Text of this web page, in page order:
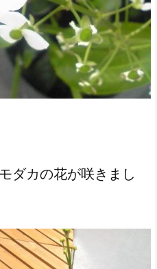
ダカの花が咲きまし